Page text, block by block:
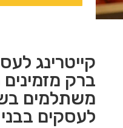
קייטרינג
ברק מזמינים
משתלמים
לעסקים